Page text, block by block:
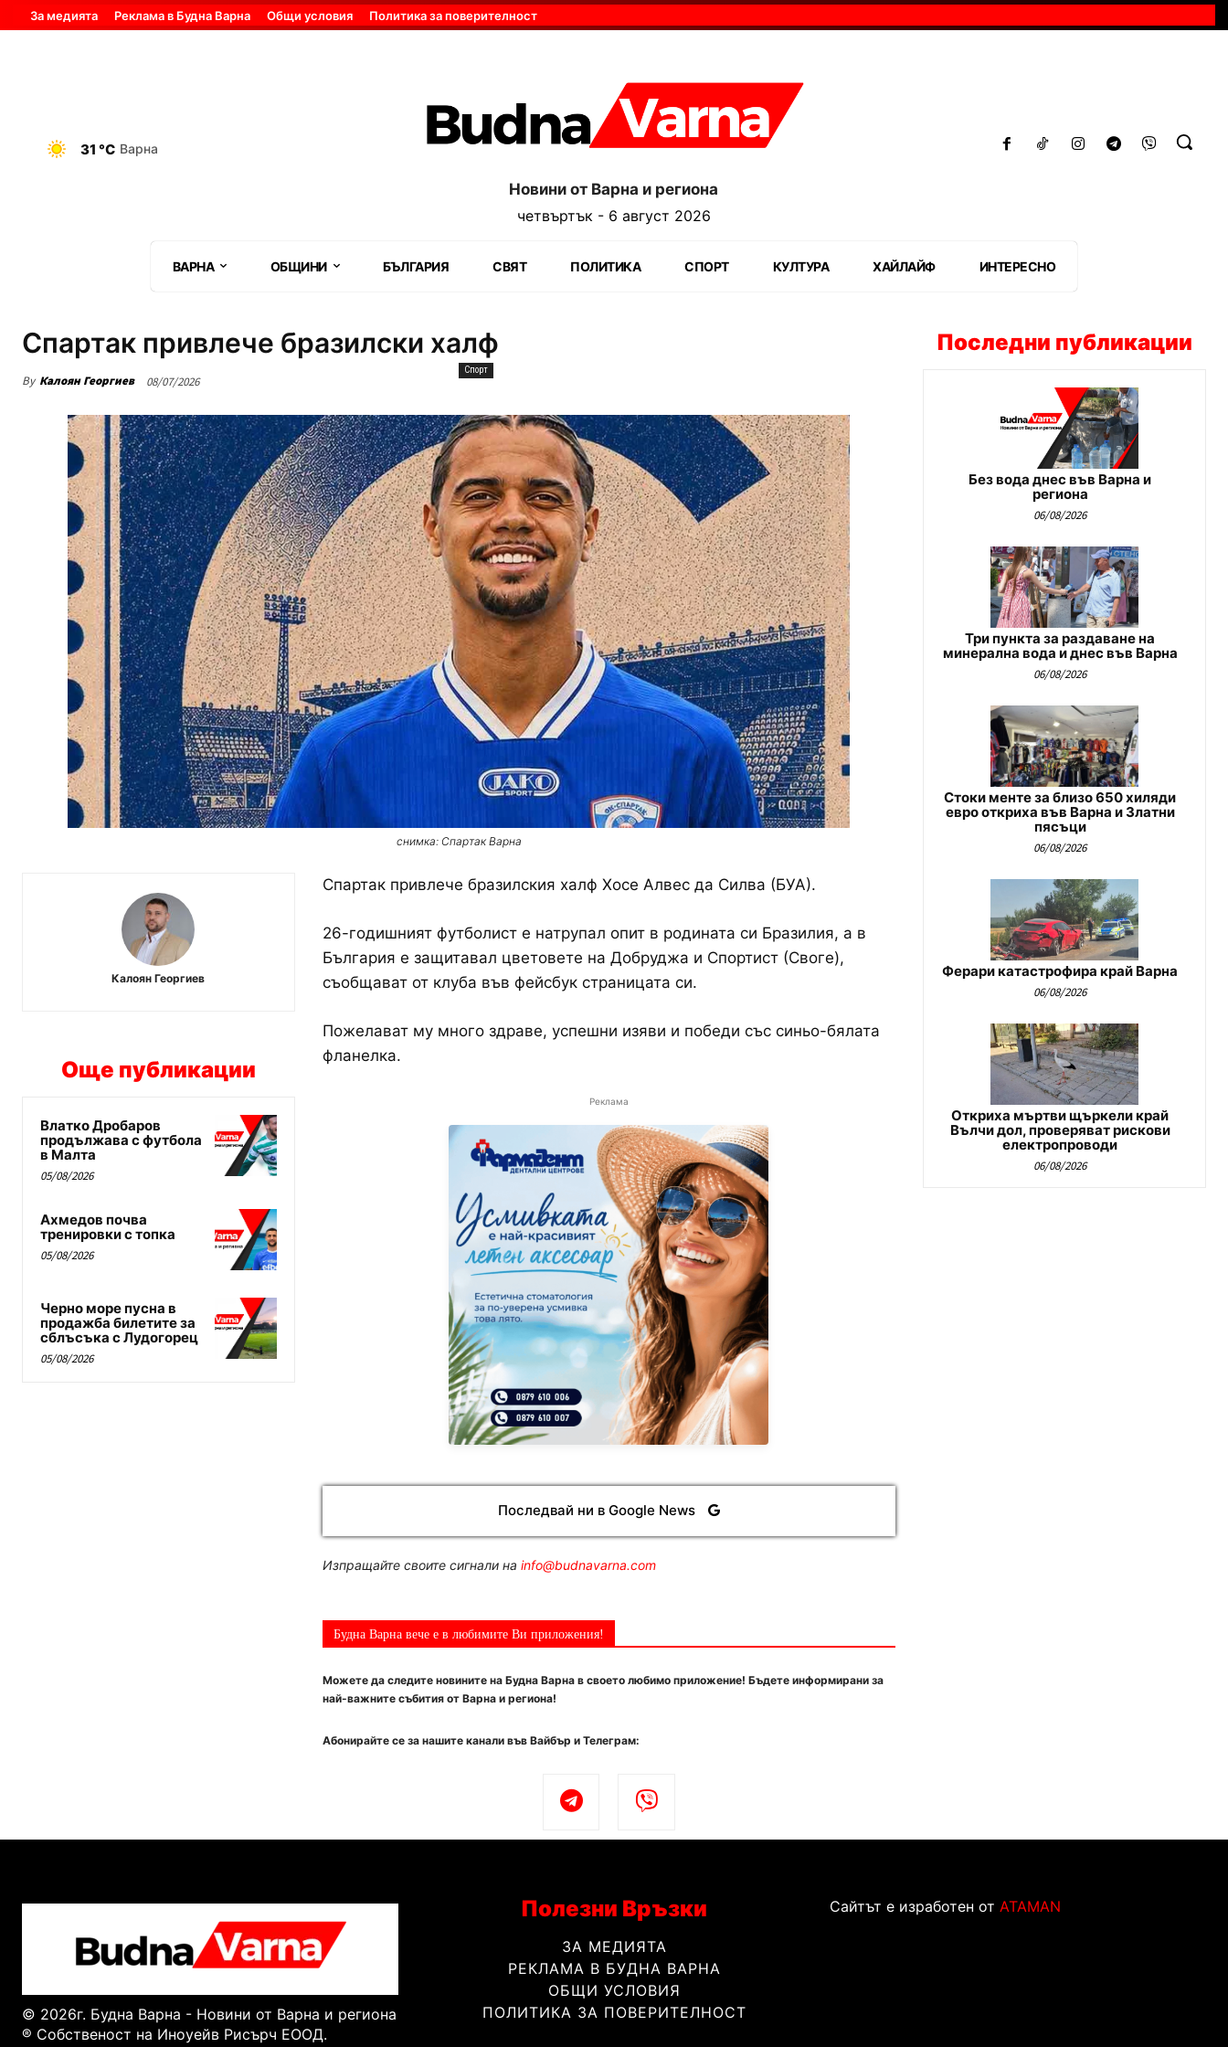
За медията Реклама в Будна Варна Общи условия Политика за поверителност
31 °C Варна
Новини от Варна и региона
четвъртък - 6 август 2026
ВАРНА ОБЩИНИ БЪЛГАРИЯ СВЯТ ПОЛИТИКА СПОРТ КУЛТУРА ХАЙЛАЙФ ИНТЕРЕСНО
Спартак привлече бразилски халф
By Калоян Георгиев 08/07/2026
Спорт
снимка: Спартак Варна
Калоян Георгиев
Още публикации
Влатко Дробаров
продължава с футбола
в Малта
05/08/2026
Ахмедов почва
тренировки с топка
05/08/2026
Черно море пусна в
продажба билетите за
сблъсъка с Лудогорец
05/08/2026
Спартак привлече бразилския халф Хосе Алвес да Силва (БУА).
26-годишният футболист е натрупал опит в родината си Бразилия, а в
България е защитавал цветовете на Добруджа и Спортист (Своге),
съобщават от клуба във фейсбук страницата си.
Пожелават му много здраве, успешни изяви и победи със синьо-бялата
фланелка.
Реклама
Последвай ни в Google News
Изпращайте своите сигнали на info@budnavarna.com
Будна Варна вече е в любимите Ви приложения!
Можете да следите новините на Будна Варна в своето любимо приложение! Бъдете информирани за
най-важните събития от Варна и региона!
Абонирайте се за нашите канали във Вайбър и Телеграм:
Последни публикации
Без вода днес във Варна и
региона
06/08/2026
Три пункта за раздаване на
минерална вода и днес във Варна
06/08/2026
Стоки менте за близо 650 хиляди
евро откриха във Варна и Златни
пясъци
06/08/2026
Ферари катастрофира край Варна
06/08/2026
Откриха мъртви щъркели край
Вълчи дол, проверяват рискови
електропроводи
06/08/2026
© 2026г. Будна Варна - Новини от Варна и региона
® Собственост на Иноуейв Рисърч ЕООД.
Полезни Връзки
ЗА МЕДИЯТА
РЕКЛАМА В БУДНА ВАРНА
ОБЩИ УСЛОВИЯ
ПОЛИТИКА ЗА ПОВЕРИТЕЛНОСТ
Сайтът е изработен от ATAMAN